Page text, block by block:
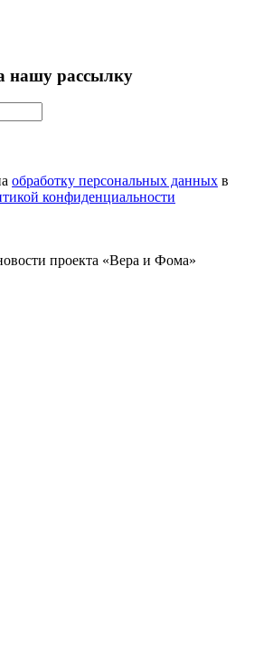
нашу рассылку
обработку персональных данных в
конфиденциальности
проекта «Вера и Фома»